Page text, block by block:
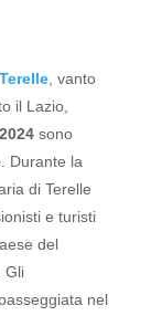
Terelle, vanto
il Lazio,
sono
. Durante la
di Terelle
e turisti
del
Gli
nel